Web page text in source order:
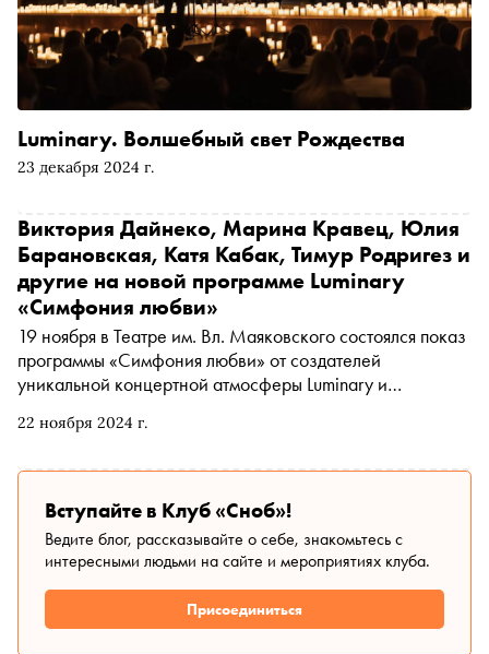
23 декабря 2024 г.
Luminary. Волшебный свет Рождества
22 ноября 2024 г.
Виктория Дайнеко, Марина Кравец, Юлия
Барановская, Катя Кабак, Тимур Родригез и
другие на новой программе Luminary
«Симфония любви»
19 ноября в Театре им. Вл. Маяковского состоялся показ
программы «Симфония любви» от создателей
уникальной концертной атмосферы Luminary и
Павла Гогадзе
Вступайте в Клуб «Сноб»!
Ведите блог, рассказывайте о себе, знакомьтесь с
интересными людьми на сайте и мероприятиях клуба.
Присоединиться